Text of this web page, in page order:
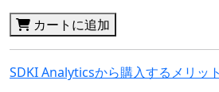
カートに追加
SDKI Analyticsから購入するメリット